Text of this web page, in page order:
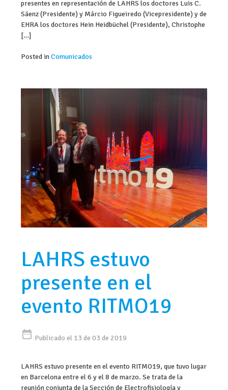
presentes en representación de LAHRS los doctores Luis C.
Sáenz (Presidente) y Márcio Figueiredo (Vicepresidente) y de
EHRA los doctores Hein Heidbüchel (Presidente), Christophe
[…]
Posted inComunicados
LAHRS estuvo
presente en el
evento RITMO19
date_range Publicado el 13 de 03 de 2019
LAHRS estuvo presente en el evento RITMO19, que tuvo lugar
en Barcelona entre el 6 y el 8 de marzo. Se trata de la
reunión conjunta de la Sección de Electrofisiología y